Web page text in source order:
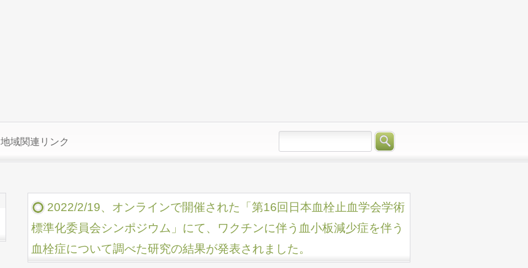
地域関連リンク
2022/2/19、オンラインで開催された「第16回日本血栓止血学会学術
標準化委員会シンポジウム」にて、ワクチンに伴う血小板減少症を伴う
血栓症について調べた研究の結果が発表されました。